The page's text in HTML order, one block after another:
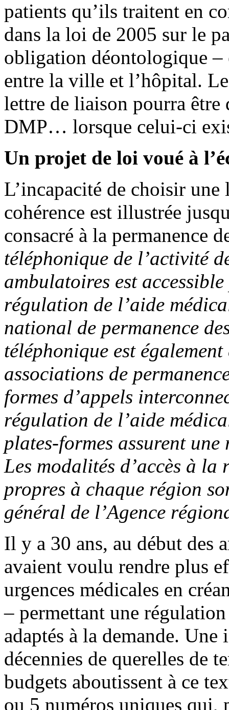
patients qu’ils traitent en
dans la loi de 2005 sur le
obligation déontologique –
entre la ville et l’hôpital.
lettre de liaison pourra être
DMP… lorsque celui-ci
Un projet de loi voué à
L’incapacité de choisir
cohérence est illustrée
consacré à la permanence
téléphonique de l’activité
ambulatoires est
régulation de l’aide
national de permanence
téléphonique est
associations de
formes d’appels
régulation de l’aide
plates-formes assurent
Les modalités d’accès à
propres à chaque région
général de l’Agence
Il y a 30 ans, au début des
avaient voulu rendre plus
urgences médicales en
– permettant une
adaptés à la demande.
décennies de querelles de
budgets aboutissent à ce
ou 5 numéros uniques qui,